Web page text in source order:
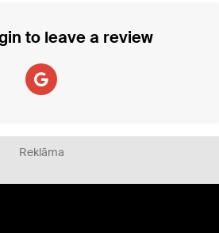
to leave a review
Reklāma